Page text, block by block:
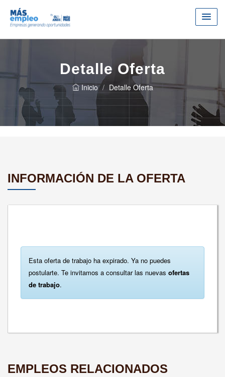
Detalle Oferta
Inicio Detalle Oferta
INFORMACIÓN DE LA OFERTA
Esta oferta de trabajo ha expirado. Ya no puedes
postularte. Te invitamos a consultar las nuevas ofertas
de trabajo.
EMPLEOS RELACIONADOS